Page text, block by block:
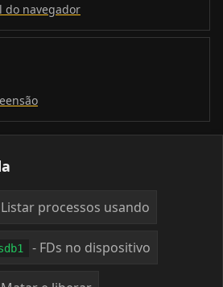
do navegador
processos usando
- FDs no dispositivo